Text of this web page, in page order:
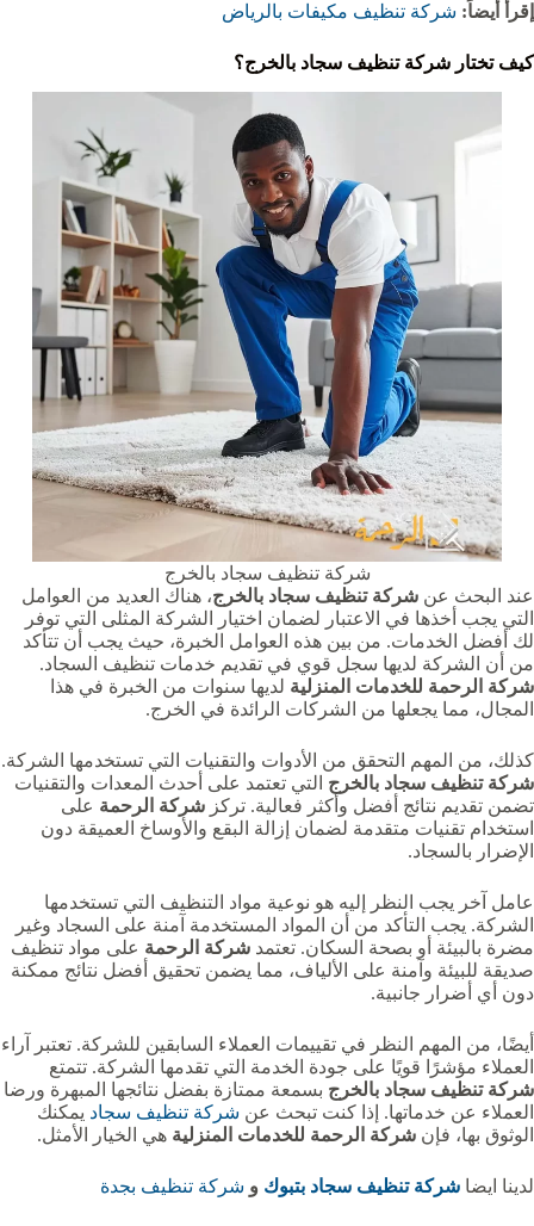
إقرأ أيضاً: شركة تنظيف مكيفات بالرياض
كيف تختار شركة تنظيف سجاد بالخرج؟
شركة تنظيف سجاد بالخرج
عند البحث عن شركة تنظيف سجاد بالخرج، هناك العديد من العوامل
التي يجب أخذها في الاعتبار لضمان اختيار الشركة المثلى التي توفر
لك أفضل الخدمات. من بين هذه العوامل الخبرة، حيث يجب أن تتأكد
من أن الشركة لديها سجل قوي في تقديم خدمات تنظيف السجاد.
شركة الرحمة للخدمات المنزلية لديها سنوات من الخبرة في هذا
المجال، مما يجعلها من الشركات الرائدة في الخرج.
كذلك، من المهم التحقق من الأدوات والتقنيات التي تستخدمها الشركة.
شركة تنظيف سجاد بالخرج التي تعتمد على أحدث المعدات والتقنيات
تضمن تقديم نتائج أفضل وأكثر فعالية. تركز شركة الرحمة على
استخدام تقنيات متقدمة لضمان إزالة البقع والأوساخ العميقة دون
الإضرار بالسجاد.
عامل آخر يجب النظر إليه هو نوعية مواد التنظيف التي تستخدمها
الشركة. يجب التأكد من أن المواد المستخدمة آمنة على السجاد وغير
مضرة بالبيئة أو بصحة السكان. تعتمد شركة الرحمة على مواد تنظيف
صديقة للبيئة وآمنة على الألياف، مما يضمن تحقيق أفضل نتائج ممكنة
دون أي أضرار جانبية.
أيضًا، من المهم النظر في تقييمات العملاء السابقين للشركة. تعتبر آراء
العملاء مؤشرًا قويًا على جودة الخدمة التي تقدمها الشركة. تتمتع
شركة تنظيف سجاد بالخرج بسمعة ممتازة بفضل نتائجها المبهرة ورضا
العملاء عن خدماتها. إذا كنت تبحث عن شركة تنظيف سجاد يمكنك
الوثوق بها، فإن شركة الرحمة للخدمات المنزلية هي الخيار الأمثل.
لدينا ايضا شركة تنظيف سجاد بتبوك و شركة تنظيف بجدة